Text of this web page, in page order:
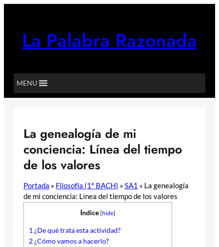
La Palabra Razonada
MENU
La genealogía de mi
conciencia: Línea del tiempo
de los valores
Portada » Filosofía (1º BACH) » SA1 » La genealogía
de mi conciencia: Línea del tiempo de los valores
Índice [hide]
1 ¿De qué trata esta actividad?
2¿Cómo vamos a hacerlo?